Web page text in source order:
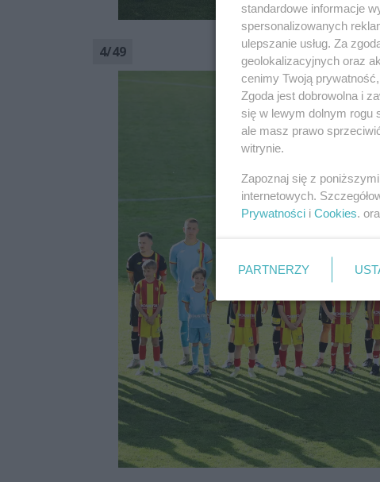
4/49
standardowe informacje
spersonalizowanych
ulepszanie usług. Za
geolokalizacyjnych oraz
cenimy Twoją
Zgoda jest dobrowolna i
się w lewym dolnym rogu
ale masz prawo
witrynie.
Zapoznaj się z
internetowych.
Prywatności i Cookies.
PARTNERZY